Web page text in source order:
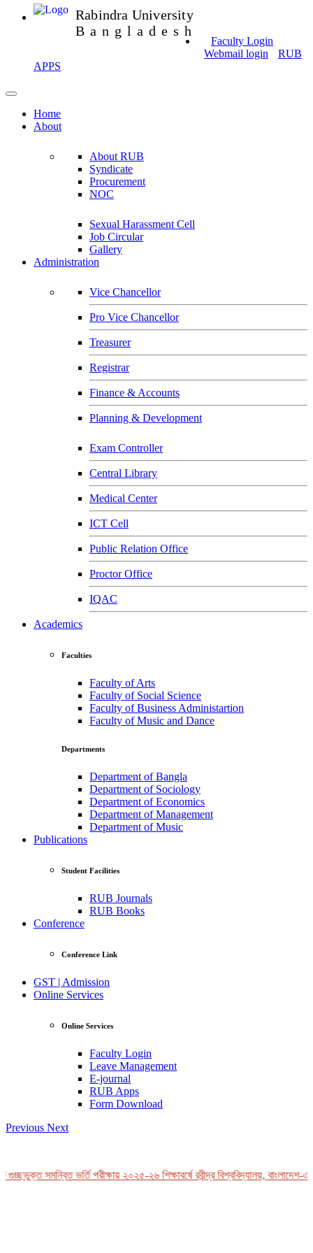
Rabindra University
Bangladesh
Faculty Login
Webmail login
RUB
APPS
Home
About
About RUB
Syndicate
Procurement
NOC
Sexual Harassment Cell
Job Circular
Gallery
Administration
Vice Chancellor
Pro Vice Chancellor
Treasurer
Registrar
Finance & Accounts
Planning & Development
Exam Controller
Central Library
Medical Center
ICT Cell
Public Relation Office
Proctor Office
IQAC
Academics
Faculties
Faculty of Arts
Faculty of Social Science
Faculty of Business Administartion
Faculty of Music and Dance
Departments
Department of Bangla
Department of Sociology
Department of Economics
Department of Management
Department of Music
Publications
Student Facilities
RUB Journals
RUB Books
Conference
Conference Link
GST | Admission
Online Services
Online Services
Faculty Login
Leave Management
E-journal
RUB Apps
Form Download
Previous Next
সমন্বিত ভর্তি পরীক্ষায় ২০২৫-২৬ শিক্ষাবর্ষে রবীন্দ্র বিশ্ববিদ্যালয়, বাংলাদেশ-